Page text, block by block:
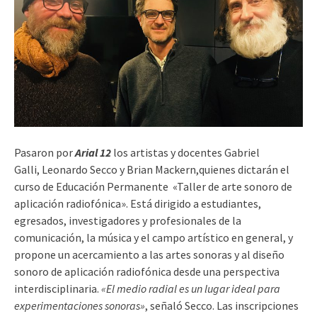
Pasaron porArial 12 los artistas y docentes Gabriel
Galli, Leonardo Secco y Brian Mackern,quienes dictarán el
curso de Educación Permanente «Taller de arte sonoro de
aplicación radiofónica». Está dirigido a estudiantes,
egresados, investigadores y profesionales de la
comunicación, la música y el campo artístico en general, y
propone un acercamiento a las artes sonoras y al diseño
sonoro de aplicación radiofónica desde una perspectiva
interdisciplinaria. «El medio radial es un lugar ideal para
experimentaciones sonoras», señaló Secco. Las inscripciones